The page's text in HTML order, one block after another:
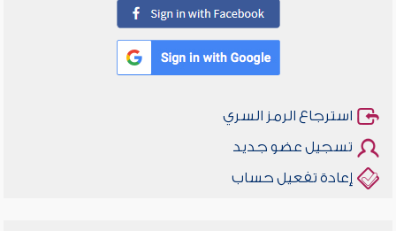
استرجاع الرمز السري
تسجيل عضو جديد
إعادة تفعيل حساب